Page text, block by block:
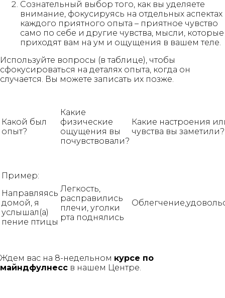
Сознательный выбор того, как вы уделяете
внимание, фокусируясь на отдельных аспектах
каждого приятного опыта – приятное чувство
само по себе и другие чувства, мысли, которые
приходят вам на ум и ощущения в вашем теле.
Используйте вопросы (в таблице), чтобы
сфокусироваться на деталях опыта, когда он
случается. Вы можете записать их позже.
Какой был
опыт?
Какие
физические
ощущения вы
почувствовали?
Какие настроения
чувства вы заметили?
Пример:
Направляясь
домой, я
услышал(а)
пение птицы
Легкость,
расправились
плечи, уголки
рта поднялись
Ждем вас на 8-недельном курсе по
майндфулнесс в нашем Центре.